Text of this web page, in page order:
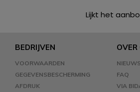
Lijkt het
BEDRIJVEN
VOORWAARDEN
GEGEVENSBESCHERMING
AFDRUK
OVER
NIEUWS
FAQ
VIA